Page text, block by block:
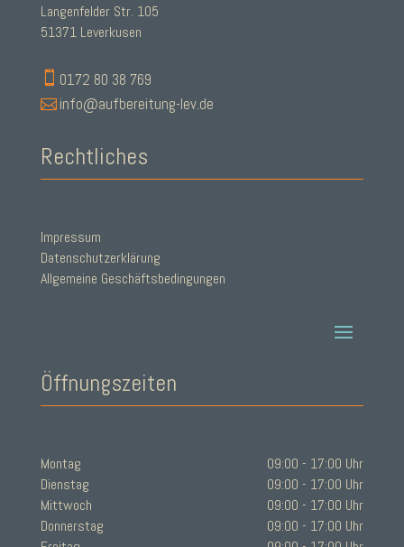
Langenfelder Str. 105
51371 Leverkusen
 0172 80 38 769
 info@aufbereitung-lev.de
Rechtliches
Impressum
Datenschutzerklärung
Allgemeine Geschäftsbedingungen
Öffnungszeiten
Montag
09:00 - 17:00 Uhr
Dienstag
09:00 - 17:00 Uhr
Mittwoch
09:00 - 17:00 Uhr
Donnerstag
09:00 - 17:00 Uhr